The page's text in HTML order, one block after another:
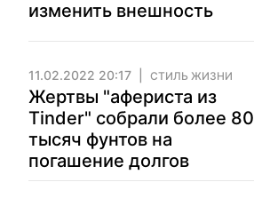
изменить внешность
11.02.2022 20:17 СТИЛЬ ЖИЗНИ
Жертвы "афериста из
Tinder" собрали более 80
тысяч фунтов на
погашение долгов